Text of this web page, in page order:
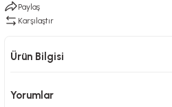
Paylaş
Karşılaştır
Ürün Bilgisi
Yorumlar